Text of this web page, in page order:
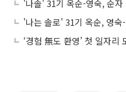
‘경험 無도 환영’ 첫 일자리